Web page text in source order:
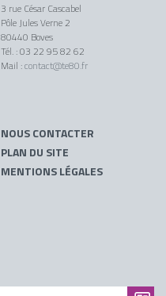
3 rue César Cascabel
Pôle Jules Verne 2
80440 Boves
Tél. : 03 22 95 82 62
Mail :contact@te80.fr
NOUS CONTACTER
PLAN DU SITE
MENTIONS LÉGALES